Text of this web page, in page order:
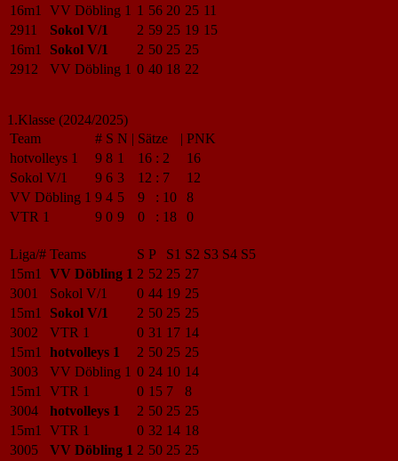
16m1
VV Döbling 1 1 56 20 25 11
2911
Sokol V/1 2 59 25 19 15
16m1
Sokol V/1 2 50 25 25
2912
VV Döbling 1 0 40 18 22
1.Klasse (2024/2025)
Team
# S N | Sätze | PNK
hotvolleys 1
9 8 1 16 : 2
16
Sokol V/1
9 6 3 12 : 7
12
VV Döbling 1 9 4 5 9 : 10
8
VTR 1
9 0 9 0 : 18 0
Liga/# Teams S P S1 S2 S3 S4 S5
15m1
VV Döbling 1 2 52 25 27
3001
Sokol V/1 0 44 19 25
15m1
Sokol V/1 2 50 25 25
3002
VTR 1 0 31 17 14
15m1
hotvolleys 1 2 50 25 25
3003
VV Döbling 1 0 24 10 14
15m1
VTR 1 0 15 7
8
3004
hotvolleys 1 2 50 25 25
15m1
VTR 1 0 32 14 18
3005
VV Döbling 1 2 50 25 25